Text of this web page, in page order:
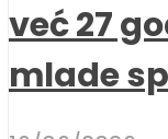
već 27
mlade